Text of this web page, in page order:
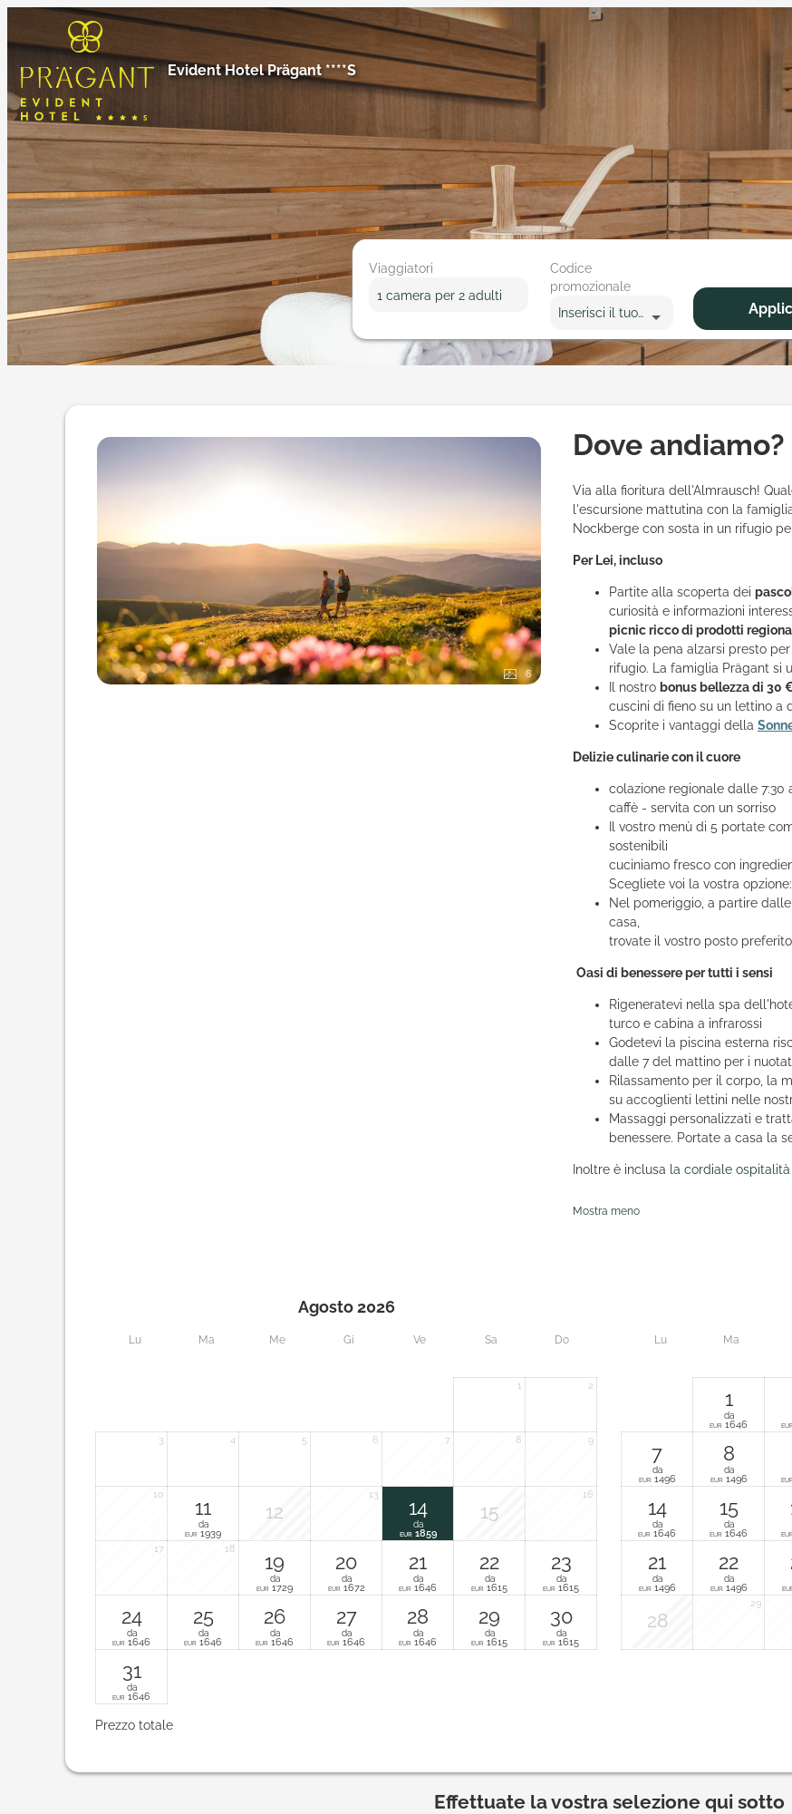
Evident Hotel Prägant ****S
Evident Hotel Prägant ****S
Evident Hotel Prägant ****S
Viaggiatori
1 camera per 2 adulti
Codice
promozionale
Inserisci il tuo codice
Dettagli dell'offerta di Dove andiamo?
6
Dove andiamo?
Via alla fioritura dell'Almrausch!
l'escursione mattutina con la
Nockberge con sosta in un rifugio
Per Lei, incluso
Partite alla scoperta dei
curiosità e informazioni
picnic ricco di prodotti
Vale la pena alzarsi presto
rifugio. La famiglia Prägant si
Il nostro bonus bellezza di 30
cuscini di fieno su un lettino a
Scoprite i vantaggi della
Delizie culinarie con il cuore
colazione regionale dalle 7:30
caffè - servita con un sorriso
Il vostro menù di 5 portate
sostenibili
cuciniamo fresco con
Scegliete voi la vostra
Nel pomeriggio, a partire
casa,
trovate il vostro posto
Oasi di benessere per tutti i sensi
Rigeneratevi nella spa
turco e cabina a infrarossi
Godetevi la piscina esterna
dalle 7 del mattino per i
Rilassamento per il corpo, la
su accoglienti lettini nelle
Massaggi personalizzati e
benessere. Portate a casa la
Inoltre è inclusa la cordiale
Mostra meno
Lu Ma Me Gi Ve Sa Do Lu Ma
Agosto 2026
1 2
3 4 5 6 7 8 9
10
11
da
EUR 1939
12
13
14
da
EUR 1859
15
16
17 18
19
da
EUR 1729
20
da
EUR 1672
21
da
EUR 1646
22
da
EUR 1615
23
da
EUR 1615
24
da
EUR 1646
25
da
EUR 1646
26
da
EUR 1646
27
da
EUR 1646
28
da
EUR 1646
29
da
EUR 1615
30
da
EUR 1615
31
da
EUR 1646
1
da
EUR 1646
7
da
EUR 1496
8
da
EUR 1496
14
da
EUR 1646
15
da
EUR 1646
21
da
EUR 1496
22
da
EUR 1496
28
29
Prezzo totale
Effettuate la vostra selezione qui sotto